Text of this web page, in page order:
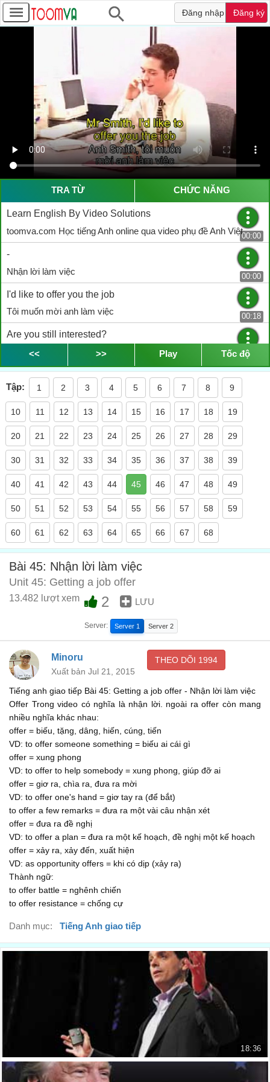
Đăng nhập Đăng ký
TRA TỪ CHỨC NĂNG
Learn English By Video Solutions
toomva.com Học tiếng Anh online qua video phụ đề Anh Việt00:00
-
Nhận lời làm việc
00:00
I'd like to offer you the job
Tôi muốn mời anh làm việc
00:18
Are you still interested?
Anh vẫn hứng thú chứ?
00:20
Yes, I am. When can I start?
Vâng, khi nào tôi có thể bắt đầu?
00:22
How is Monday?
Thứ Hai thì sao?
It'll be good
Tốt quá
00:27
Ok. Then I'll see you on Monday at 8am
Ok. Vậy gặp anh vào thứ Hai, 8h
00:29
Ok. I'll see you then
Vâng, gặp lại anh sau
Ok. Bye bye
Thế nhé. Tạm biệt
00:34
-
Hội thoại 2
Are you still interested in the job?
Chị còn hứng thú với công việc này không?
Vâng, có
Good. When can you start?
Tốt quá. Vậy khi nào thì chị bắt đầu được?
Well, I'll have to give notice at my present job first
Tôi phải báo với công ty hiện tại đã
00:54
I'll be able to start in 2 weeks' time
Tôi có thể bắt đầu sau 2 tuần nữa
Oh. Sounds good.
Vậy chị có thể bắt đầu vào thứ Hai, ngày 20
Oh, yes. Please remember to bring your ID card and
passport
<< >> Play Tốc độ
Tập: 1 2 3 4 5 6 7 8 9
10 11 12 13 14 15 16 17 18 19
20 21 22 23 24 25 26 27 28 29
30 31 32 33 34 35 36 37 38 39
40 41 42 43 44 45 46 47 48 49
50 51 52 53 54 55 56 57 58 59
60 61 62 63 64 65 66 67 68
Bài 45: Nhận lời làm việc
Unit 45: Getting a job offer
13.482 lượt xem 2 LƯU
Server: Server 1 Server 2
Minoru
Xuất bản Jul 21, 2015
THEO DÕI 1994
Tiếng anh giao tiếp Bài 45: Getting a job offer - Nhận lời làm việc
Offer Trong video có nghĩa là nhận lời. ngoài ra offer còn mang
nhiều nghĩa khác nhau:
offer = biếu, tặng, dâng, hiến, cúng, tiến
VD: to offer someone something = biếu ai cái gì
offer = xung phong
VD: to offer to help somebody = xung phong, giúp đỡ ai
offer = giơ ra, chìa ra, đưa ra mời
VD: to offer one's hand = giơ tay ra (để bắt)
to offer a few remarks = đưa ra một vài câu nhận xét
offer = đưa ra đề nghị
VD: to offer a plan = đưa ra một kế hoạch, đề nghị một kế hoạch
offer = xảy ra, xảy đến, xuất hiện
VD: as opportunity offers = khi có dịp (xảy ra)
Thành ngữ:
to offer battle = nghênh chiến
to offer resistance = chống cự
Danh mục: Tiếng Anh giao tiếp
18:36
TED - Bài toán về động lực